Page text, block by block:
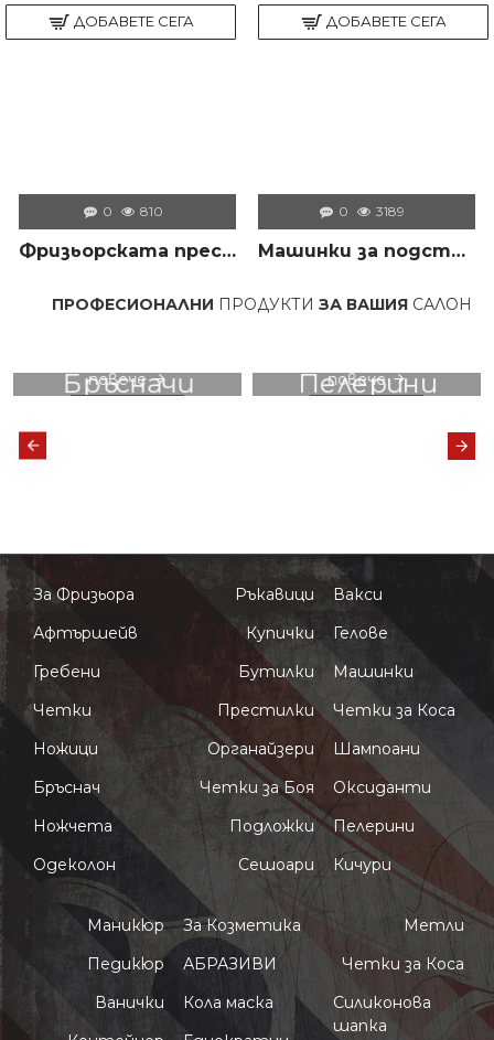
ДОБАВЕТЕ СЕГА ДОБАВЕТЕ СЕГА
0 810
Фризьорската престилка – незаменимият помощник на всеки професионалист в салона
0 3189
Машинки за подстригване – всичко, което трябва да знаем преди да изберем правилния модел
ПРОДУКТИЗА ВАШИЯСАЛОН
Бръсначи
повече
Пелерини
повече
За Фризьора
Афтършейв
Гребени
Четки
Ножици
Бръснач
Ножчета
Одеколон
Ръкавици
Купички
Бутилки
Престилки
Органайзери
Четки за Боя
Подложки
Сешоари
Вакси
Гелове
Машинки
Четки за Коса
Шампоани
Оксиданти
Пелерини
Кичури
Маникюр
Педикюр
Ванички
За Козметика
АБРАЗИВИ
Кола маска
Метли
Четки за Коса
Силиконова
шапка